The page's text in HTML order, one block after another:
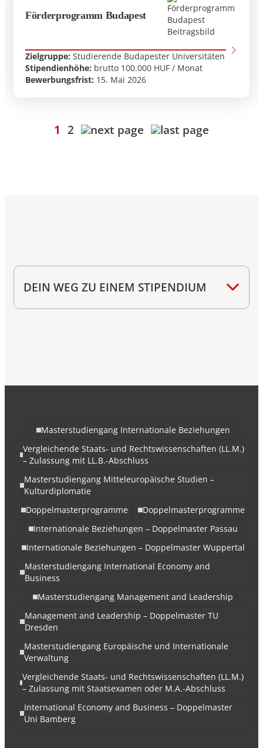
Förderprogramm Budapest
Zielgruppe: Studierende Budapester Universitäten
Stipendienhöhe: brutto 100.000 HUF / Monat
Bewerbungsfrist: 15. Mai 2026
1 2
DEIN WEG ZU EINEM STIPENDIUM
Masterstudiengang Internationale Beziehungen
Vergleichende Staats- und Rechtswissenschaften (LL.M.)
– Zulassung mit LL.B.-Abschluss
Masterstudiengang Mitteleuropäische Studien –
Kulturdiplomatie
Doppelmasterprogramme
Doppelmasterprogramme
Internationale Beziehungen – Doppelmaster Passau
Internationale Beziehungen – Doppelmaster Wuppertal
Masterstudiengang International Economy and
Business
Masterstudiengang Management and Leadership
Management and Leadership – Doppelmaster TU
Dresden
Masterstudiengang Europäische und Internationale
Verwaltung
Vergleichende Staats- und Rechtswissenschaften (LL.M.)
– Zulassung mit Staatsexamen oder M.A.-Abschluss
International Economy and Business – Doppelmaster
Uni Bamberg